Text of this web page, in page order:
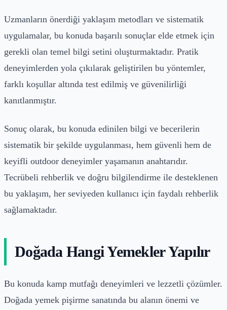
Uzmanların önerdiği yaklaşım metodları ve sistematik
uygulamalar, bu konuda başarılı sonuçlar elde etmek için
gerekli olan temel bilgi setini oluşturmaktadır. Pratik
deneyimlerden yola çıkılarak geliştirilen bu yöntemler,
farklı koşullar altında test edilmiş ve güvenilirliği
kanıtlanmıştır.
Sonuç olarak, bu konuda edinilen bilgi ve becerilerin
sistematik bir şekilde uygulanması, hem güvenli hem de
keyifli outdoor deneyimler yaşamanın anahtarıdır.
Tecrübeli rehberlik ve doğru bilgilendirme ile desteklenen
bu yaklaşım, her seviyeden kullanıcı için faydalı rehberlik
sağlamaktadır.
Doğada Hangi Yemekler Yapılır
Bu konuda kamp mutfağı deneyimleri ve lezzetli çözümler.
Doğada yemek pişirme sanatında bu alanın önemi ve